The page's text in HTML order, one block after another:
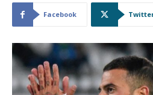
Facebook